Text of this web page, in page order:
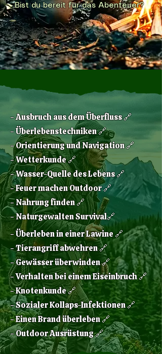
Bist du bereit für das Abenteuer?
​- Ausbruch aus dem Überfluss 🔗
- Überlebenstechniken 🔗
- Orientierung und Navigation 🔗
- Wetterkunde 🔗
- Wasser-Quelle des Lebens 🔗
- Feuer machen Outdoor 🔗
- Nahrung finden 🔗
- Naturgewalten Survival🔗
- Überleben in einer Lawine 🔗
- Tierangriff abwehren 🔗
- Gewässer überwinden 🔗
- Verhalten bei einem Eiseinbruch 🔗
- Knotenkunde 🔗
- Sozialer Kollaps-Infektionen 🔗
- Einen Brand überleben 🔗
- Outdoor Ausrüstung 🔗